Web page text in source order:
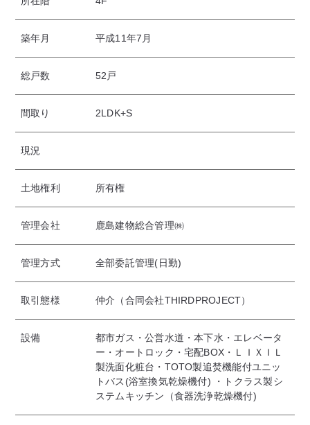
築年月 平成11年7月
総戸数 52戸
間取り 2LDK+S
現況
土地権利 所有権
管理会社 鹿島建物総合管理㈱
管理方式 全部委託管理(日勤)
取引態様 仲介（合同会社THIRDPROJECT）
設備
都市ガス・公営水道・本下水・エレベータ
ー・オートロック・宅配BOX・ＬＩＸＩＬ
製洗面化粧台・TOTO製追焚機能付ユニッ
トバス(浴室換気乾燥機付) ・トクラス製シ
ステムキッチン（食器洗浄乾燥機付)